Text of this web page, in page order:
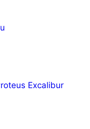
Excalibur